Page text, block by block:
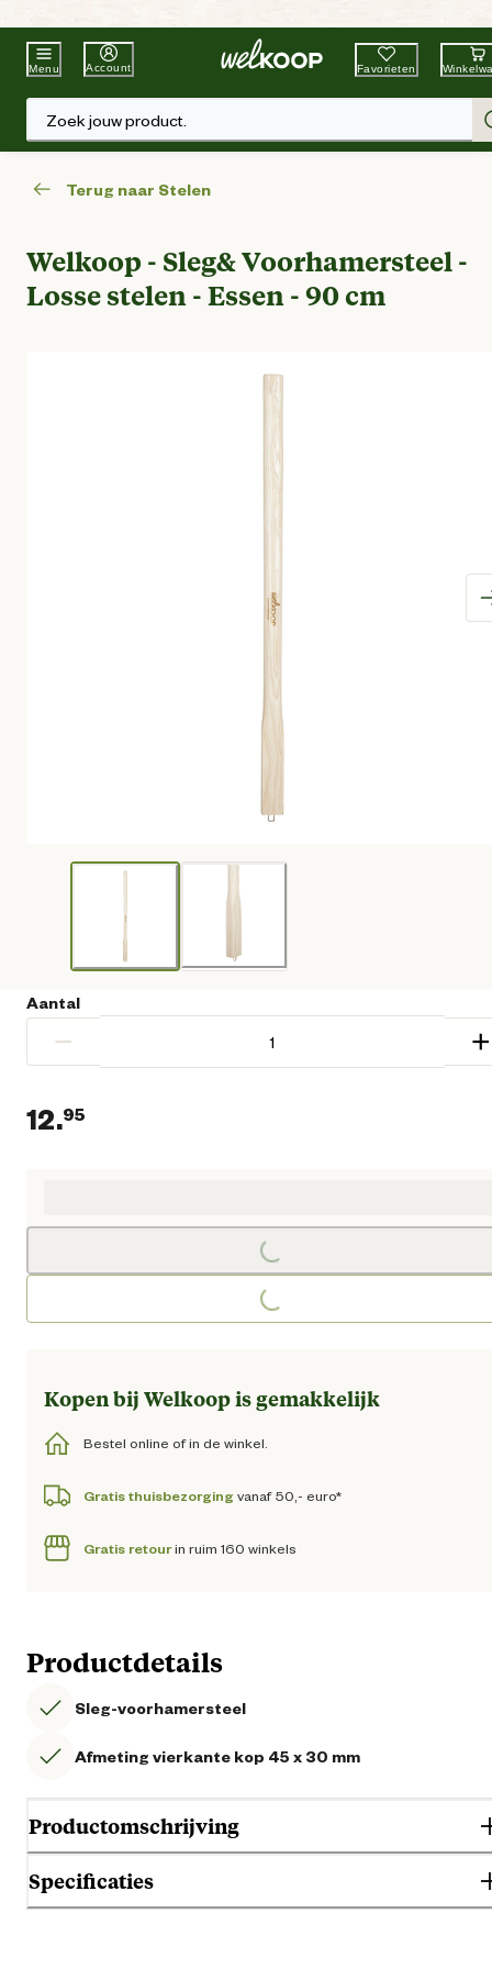
Beste WinkelketenTuin & Dier
Menu Account Favorieten
Zoek jouw product.
Terug naar Stelen
Welkoop - Sleg& Voorhamersteel -
Losse stelen - Essen - 90 cm
Aantal
− +
12.95
Loading...
Loading...
Kopen bij Welkoop is gemakkelijk
Bestel online of in de winkel.
Gratis thuisbezorging vanaf 50,- euro*
Gratis retourin ruim 160 winkels
Productdetails
Sleg-voorhamersteel
Afmeting vierkante kop 45 x 30 mm
Productomschrijving
Specificaties